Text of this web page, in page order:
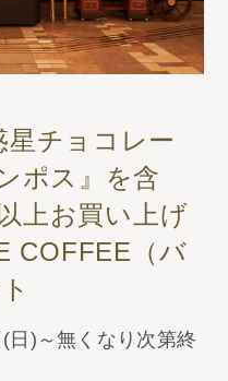
星チョコレー
ポス』を含
上お買い上げ
COFFEE（バ
)～無くなり次第終